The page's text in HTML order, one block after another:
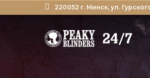
220052 г. Минск, ул.